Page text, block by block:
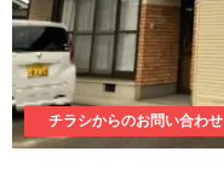
チラシからのお問い合わせ